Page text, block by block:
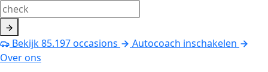
Bekijk85.197occasions
Autocoach inschakelen
Over ons